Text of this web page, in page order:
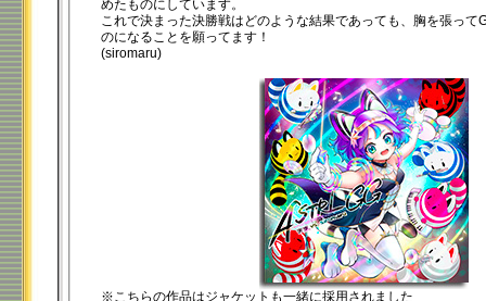
めたものにしています。
これで決まった決勝戦はどのような結果であっても、胸を張って
のになることを願ってます！
(siromaru)
※こちらの作品はジャケットも一緒に採用されました